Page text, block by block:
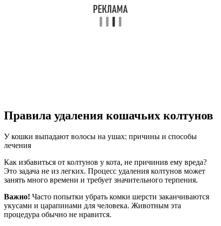
Правила удаления кошачьих колтунов
У кошки выпадают волосы на ушах: причины и способы
лечения
Как избавиться от колтунов у кота, не причинив ему вреда?
Это задача не из легких. Процесс удаления колтунов может
занять много времени и требует значительного терпения.
Важно! Часто попытки убрать комки шерсти заканчиваются
укусами и царапинами для человека. Животным эта
процедура обычно не нравится.